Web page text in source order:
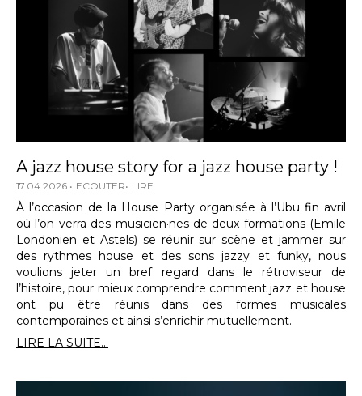
A jazz house story for a jazz house party !
17.04.2026 ECOUTER LIRE
À l’occasion de la House Party organisée à l’Ubu fin avril
où l’on verra des musicien·nes de deux formations (Emile
Londonien et Astels) se réunir sur scène et jammer sur
des rythmes house et des sons jazzy et funky, nous
voulions jeter un bref regard dans le rétroviseur de
l’histoire, pour mieux comprendre comment jazz et house
ont pu être réunis dans des formes musicales
contemporaines et ainsi s’enrichir mutuellement.
LIRE LA SUITE...